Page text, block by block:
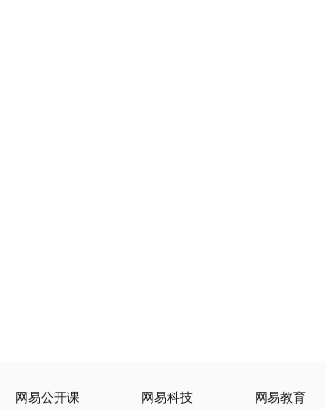
网易公开课 网易科技 网易教育